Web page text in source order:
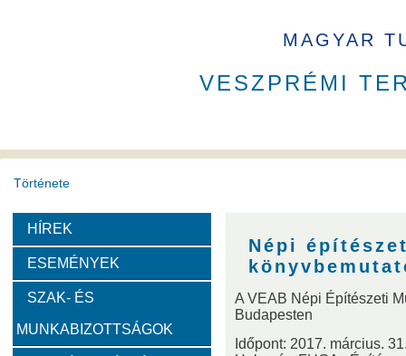
MAGYAR
VESZPRÉMI
Története
A VEAB története
Díjak
Emlékérem
HÍREK
ESEMÉNYEK
SZAK- ÉS
MUNKABIZOTTSÁGOK
Népi
A VEAB Népi Építészeti
Budapesten
Időpont: 2017. március.